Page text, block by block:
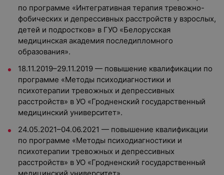
по программе «Интегративная терапия тревожно-
фобических и депрессивных расстройств у взрослых,
детей и подростков» в ГУО «Белорусская
медицинская академия последипломного
образования».
18.11.2019–29.11.2019 — повышение квалификации по
программе «Методы психодиагностики и
психотерапии тревожных и депрессивных
расстройств» в УО «Гродненский государственный
медицинский университет».
24.05.2021–04.06.2021 — повышение квалификации
по программе «Методы психодиагностики и
психотерапии тревожных и депрессивных
расстройств» в УО «Гродненский государственный